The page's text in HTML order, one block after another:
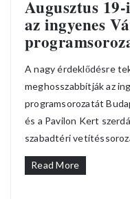
Augusztus
az ingyenes
A nagy érdeklődésre
meghosszabbítják az
programsorozatát
és a Pavilon Kert
szabadtéri
Read More